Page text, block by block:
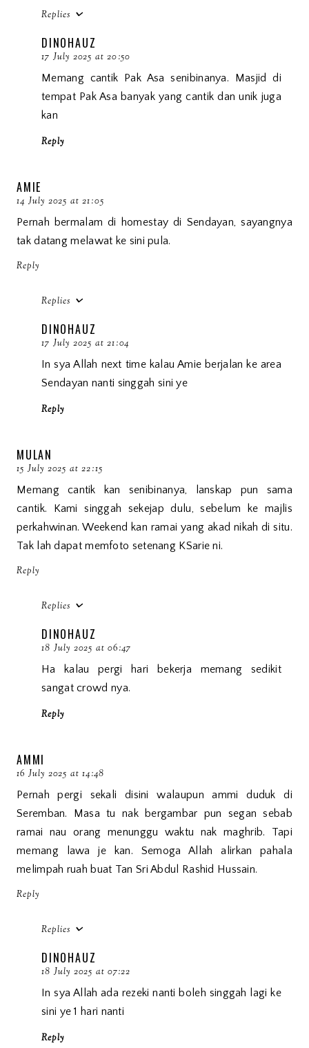
Replies
DINOHAUZ
17 July 2025 at 20:50
Memang cantik Pak Asa senibinanya. Masjid di
tempat Pak Asa banyak yang cantik dan unik juga
kan
Reply
AMIE
14 July 2025 at 21:05
Pernah bermalam di homestay di Sendayan, sayangnya
tak datang melawat ke sini pula.
Reply
Replies
DINOHAUZ
17 July 2025 at 21:04
In sya Allah next time kalau Amie berjalan ke area
Sendayan nanti singgah sini ye
Reply
MULAN
15 July 2025 at 22:15
Memang cantik kan senibinanya, lanskap pun sama
cantik. Kami singgah sekejap dulu, sebelum ke majlis
perkahwinan. Weekend kan ramai yang akad nikah di situ.
Tak lah dapat memfoto setenang KSarie ni.
Reply
Replies
DINOHAUZ
18 July 2025 at 06:47
Ha kalau pergi hari bekerja memang sedikit
sangat crowd nya.
Reply
AMMI
16 July 2025 at 14:48
Pernah pergi sekali disini walaupun ammi duduk di
Seremban. Masa tu nak bergambar pun segan sebab
ramai nau orang menunggu waktu nak maghrib. Tapi
memang lawa je kan. Semoga Allah alirkan pahala
melimpah ruah buat Tan Sri Abdul Rashid Hussain.
Reply
Replies
DINOHAUZ
18 July 2025 at 07:22
In sya Allah ada rezeki nanti boleh singgah lagi ke
sini ye 1 hari nanti
Reply